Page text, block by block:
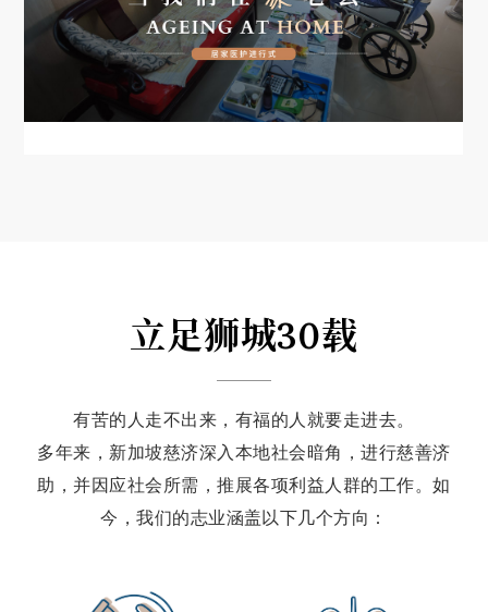
立足狮城30载
有苦的人走不出来，有福的人就要走进去。
多年来，新加坡慈济深入本地社会暗角，进行慈善济
助，并因应社会所需，推展各项利益人群的工作。如
今，我们的志业涵盖以下几个方向：